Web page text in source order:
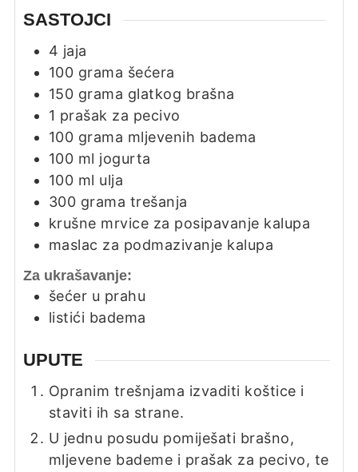
SASTOJCI
4 jaja
100 grama šećera
150 grama glatkog brašna
1 prašak za pecivo
100 grama mljevenih badema
100 ml jogurta
100 ml ulja
300 grama trešanja
krušne mrvice za posipavanje kalupa
maslac za podmazivanje kalupa
Za ukrašavanje:
šećer u prahu
listići badema
UPUTE
Opranim trešnjama izvaditi koštice i
staviti ih sa strane.
U jednu posudu pomiješati brašno,
mljevene bademe i prašak za pecivo, te